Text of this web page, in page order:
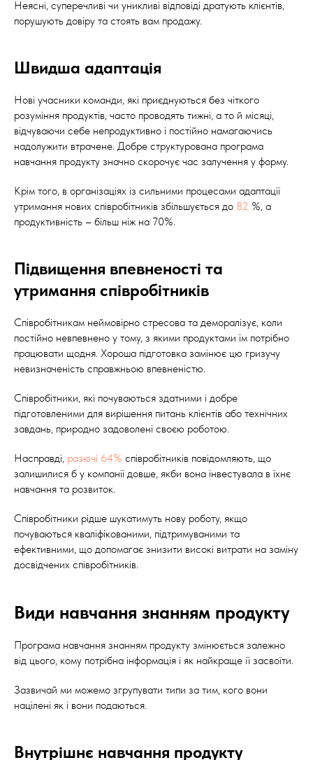
Неясні, суперечливі чи уникливі відповіді дратують клієнтів,
порушують довіру та стоять вам продажу.
Швидша адаптація
Нові учасники команди, які приєднуються без чіткого
розуміння продуктів, часто проводять тижні, а то й місяці,
відчуваючи себе непродуктивно і постійно намагаючись
надолужити втрачене. Добре структурована програма
навчання продукту значно скорочує час залучення у форму.
Крім того, в організаціях із сильними процесами адаптації
утримання нових співробітників збільшується до 82 %, а
продуктивність – більш ніж на 70%.
Підвищення впевненості та
утримання співробітників
Співробітникам неймовірно стресова та деморалізує, коли
постійно невпевнено у тому, з якими продуктами їм потрібно
працювати щодня. Хороша підготовка замінює цю гризучу
невизначеність справжньою впевненістю.
Співробітники, які почуваються здатними і добре
підготовленими для вирішення питань клієнтів або технічних
завдань, природно задоволені своєю роботою.
Насправді, разючі 64% співробітників повідомляють, що
залишилися б у компанії довше, якби вона інвестувала в їхнє
навчання та розвиток.
Співробітники рідше шукатимуть нову роботу, якщо
почуваються кваліфікованими, підтримуваними та
ефективними, що допомагає знизити високі витрати на заміну
досвідчених співробітників.
Види навчання знанням продукту
Програма навчання знанням продукту змінюється залежно
від цього, кому потрібна інформація і як найкраще її засвоїти.
Зазвичай ми можемо згрупувати типи за тим, кого вони
націлені як і вони подаються.
Внутрішнє навчання продукту